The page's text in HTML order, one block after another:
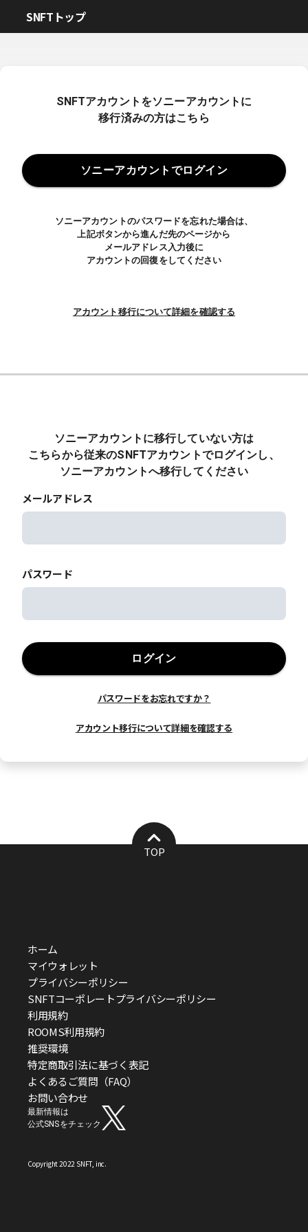
SNFTトップ
SNFTアカウントをソニーアカウントに
移行済みの方はこちら
ソニーアカウントでログイン
ソニーアカウントのパスワードを忘れた場合は、
上記ボタンから進んだ先のページから
メールアドレス入力後に
アカウントの回復をしてください
アカウント移行について詳細を確認する
ソニーアカウントに移行していない方は
こちらから従来のSNFTアカウントでログインし、
ソニーアカウントへ移行してください
メールアドレス
パスワード
ログイン
パスワードをお忘れですか？
アカウント移行について詳細を確認する
TOP
ホーム
マイウォレット
プライバシーポリシー
SNFTコーポレートプライバシーポリシー
利用規約
ROOMS利用規約
推奨環境
特定商取引法に基づく表記
よくあるご質問（FAQ）
お問い合わせ
最新情報は
公式SNSをチェック
Copyright 2022 SNFT, inc.